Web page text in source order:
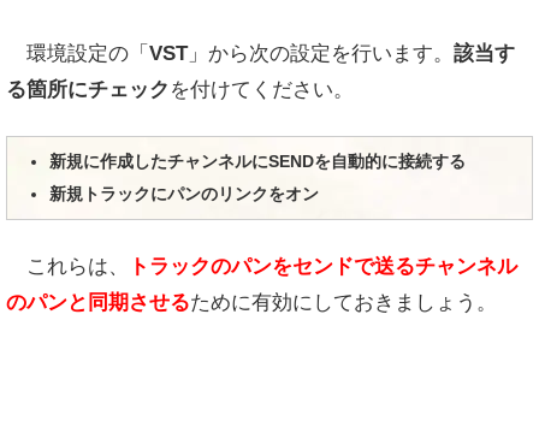
環境設定の「 VST」から次の設定を行います。 該当す
る箇所にチェック を付けてください。
新規に作成したチャンネルにSENDを自動的に接続する
新規トラックにパンのリンクをオン
これらは、
トラックのパンをセンドで送るチャンネル
のパンと同期させるために有効にしておきましょう。